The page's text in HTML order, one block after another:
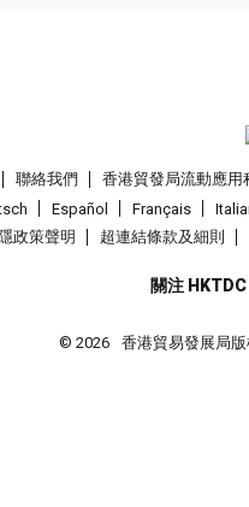
聯絡我們 香港貿發局流動應用
Español Français
政策聲明 超連結條款及細則
關注 HKTDC
© 2026 香港貿易發展局